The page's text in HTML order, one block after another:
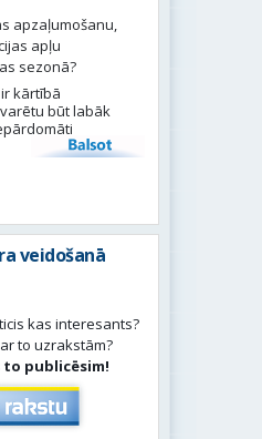
apzaļumošanu,
apļu
sezonā?
kārtībā
būt labāk
Balsot
veidošanā
kas interesants?
to uzrakstām?
to publicēsim!